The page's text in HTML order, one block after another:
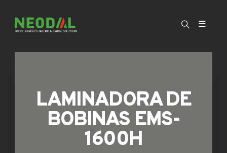
LAMINADORA DE
BOBINAS EMS-
1600H